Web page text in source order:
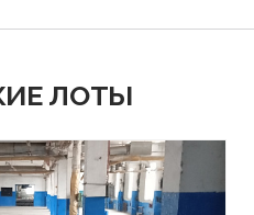
ЛОТЫ